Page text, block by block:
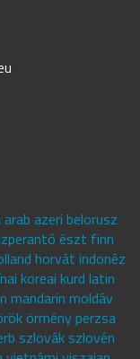
azeri belorusz
észt finn
horvát indonéz
koreai kurd latin
mandarin moldáv
örmény perzsa
szlovák szlovén